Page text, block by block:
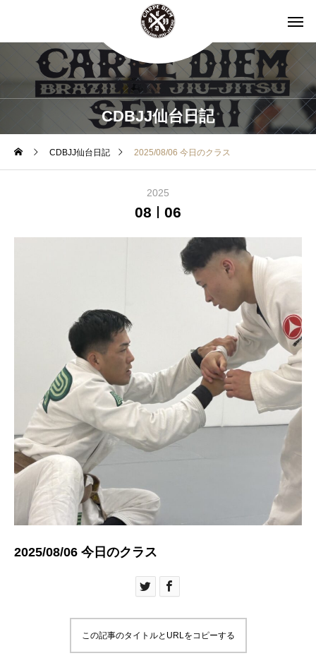
CDBJJ仙台日記
CDBJJ仙台日記 2025/08/06 今日のクラス
2025
08 06
2025/08/06 今日のクラス
この記事のタイトルとURLをコピーする